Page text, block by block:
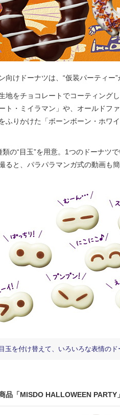
けドーナツは、“仮装パーティー”
地をチョコレートでコーティング
ト・ミイラマン」や、オールドフ
ふりかけた「ボーンボーン・ホワ
の“目玉”を用意。1つのドーナツ
ると、パラパラマンガ式の動画も簡
玉を付け替えて、いろいろな表情の
品「MISDO HALLOWEEN PARTY